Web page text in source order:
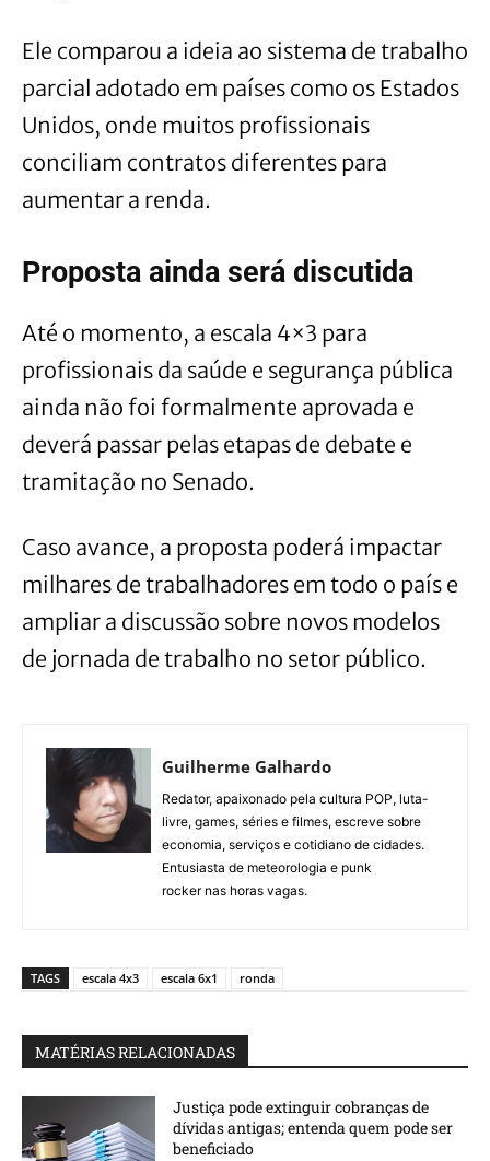
Ele comparou a ideia ao sistema de trabalho
parcial adotado em países como os Estados
Unidos, onde muitos profissionais
conciliam contratos diferentes para
aumentar a renda.
Proposta ainda será discutida
Até o momento, a escala 4×3 para
profissionais da saúde e segurança pública
ainda não foi formalmente aprovada e
deverá passar pelas etapas de debate e
tramitação no Senado.
Caso avance, a proposta poderá impactar
milhares de trabalhadores em todo o país e
ampliar a discussão sobre novos modelos
de jornada de trabalho no setor público.
Guilherme Galhardo
Redator, apaixonado pela cultura POP, luta-
livre, games, séries e filmes, escreve sobre
economia, serviços e cotidiano de cidades.
Entusiasta de meteorologia e punk
rocker nas horas vagas.
TAGS escala 4x3 escala 6x1 ronda
MATÉRIAS RELACIONADAS
Justiça pode extinguir cobranças de
dívidas antigas; entenda quem pode ser
beneficiado